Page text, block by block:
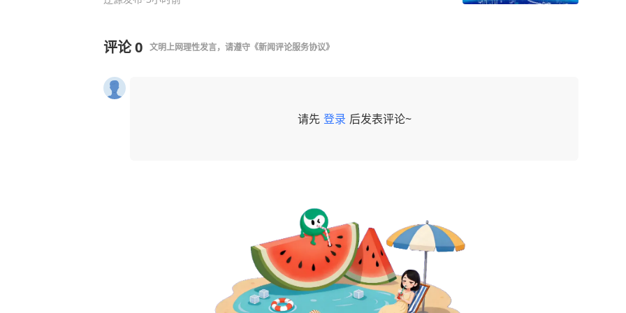
评论0 文明上网理性发言，请遵守 《新闻评论服务协议》
请先 登录 后发表评论~